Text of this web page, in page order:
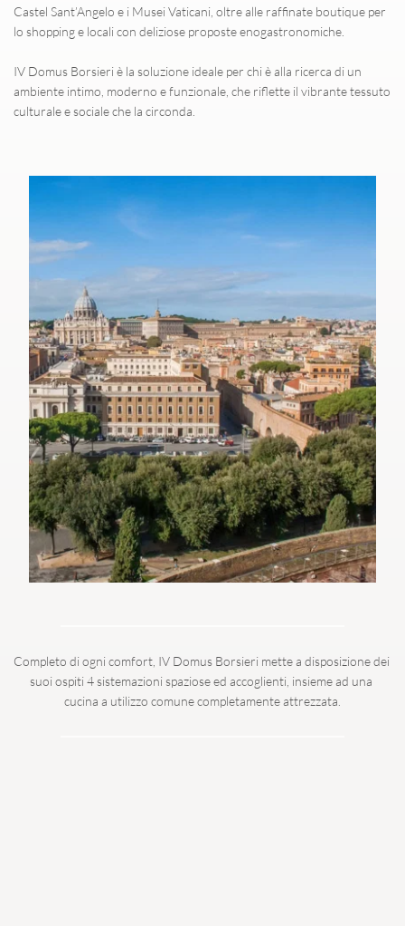
Castel Sant’Angelo e i Musei Vaticani, oltre alle raffinate boutique per
lo shopping e locali con deliziose proposte enogastronomiche.
IV Domus Borsieri è la soluzione ideale per chi è alla ricerca di un
ambiente intimo, moderno e funzionale, che riflette il vibrante tessuto
culturale e sociale che la circonda.
Completo di ogni comfort, IV Domus Borsieri mette a disposizione dei
suoi ospiti 4 sistemazioni spaziose ed accoglienti, insieme ad una
cucina a utilizzo comune completamente attrezzata.